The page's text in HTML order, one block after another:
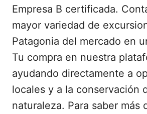
Empresa B certificada.
mayor variedad de
Patagonia del mercado en
Tu compra en nuestra
ayudando directamente a
locales y a la conservación
naturaleza. Para saber más